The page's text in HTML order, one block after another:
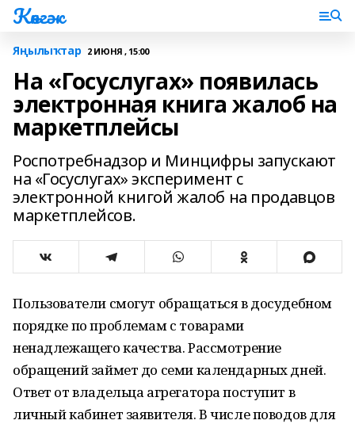
Көнгәк
Яңылыҡтар 2 ИЮНЯ , 15:00
На «Госуслугах» появилась
электронная книга жалоб на
маркетплейсы
Роспотребнадзор и Минцифры запускают
на «Госуслугах» эксперимент с
электронной книгой жалоб на продавцов
маркетплейсов.
Пользователи смогут обращаться в досудебном
порядке по проблемам с товарами
ненадлежащего качества. Рассмотрение
обращений займет до семи календарных дней.
Ответ от владельца агрегатора поступит в
личный кабинет заявителя. В числе поводов для